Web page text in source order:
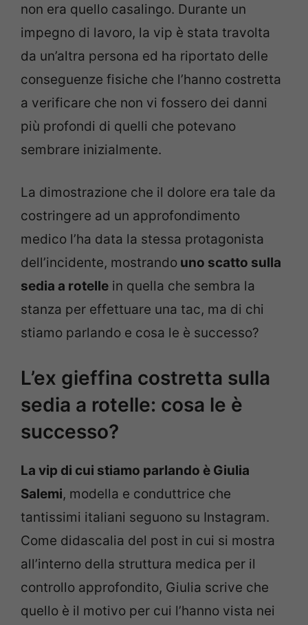
non era quello casalingo. Durante un
impegno di lavoro, la vip è stata travolta
da un’altra persona ed ha riportato delle
conseguenze fisiche che l’hanno costretta
a verificare che non vi fossero dei danni
più profondi di quelli che potevano
sembrare inizialmente.
La dimostrazione che il dolore era tale da
costringere ad un approfondimento
medico l’ha data la stessa protagonista
dell’incidente, mostrando uno scatto sulla
sedia a rotelle in quella che sembra la
stanza per effettuare una tac, ma di chi
stiamo parlando e cosa le è successo?
L’ex gieffina costretta sulla
sedia a rotelle: cosa le è
successo?
La vip di cui stiamo parlando è Giulia
Salemi, modella e conduttrice che
tantissimi italiani seguono su Instagram.
Come didascalia del post in cui si mostra
all’interno della struttura medica per il
controllo approfondito, Giulia scrive che
quello è il motivo per cui l’hanno vista nei